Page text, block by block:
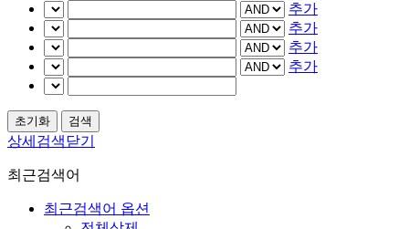
추가
추가
추가
추가
상세검색닫기
최근검색어
최근검색어 옵션